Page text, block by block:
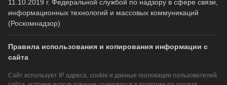
11.10.2019 г. Федеральной службой по надзору в сфере связи,
информационных технологий и массовых коммуникаций
(Роскомнадзор)
Правила использования и копирования информации с
сайта
Сайт использует IP адреса, cookie и данные геолокации пользователей